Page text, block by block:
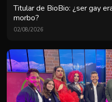
Titular de BioBio: ¿ser gay
morbo?
02/08/2026